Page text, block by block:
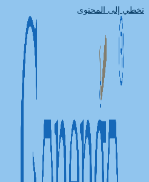
تخطي إلى المحتوى